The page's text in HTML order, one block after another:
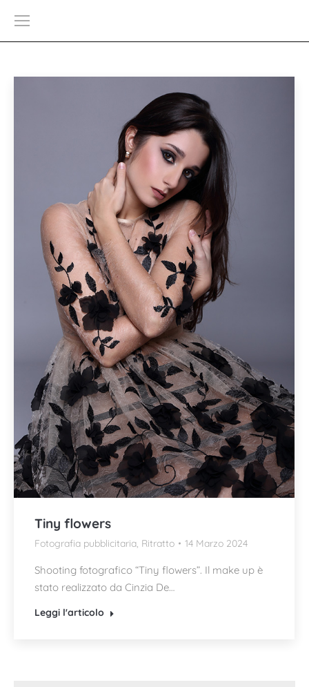
Tiny flowers
Fotografia pubblicitaria, Ritratto 14 Marzo 2024
Shooting fotografico “Tiny flowers”. Il make up è
stato realizzato da Cinzia De…
Leggi l'articolo